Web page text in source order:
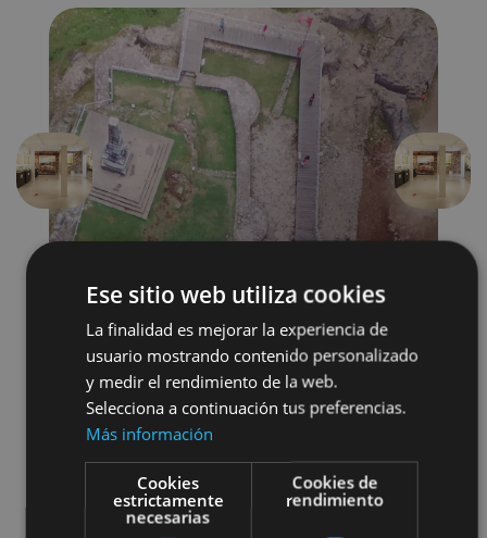
Précédent Suivant
Castillos y fortalezas
Arquitectura civil
Museos y centros expositivos
Ese sitio web utiliza cookies
La finalidad es mejorar la experiencia de
usuario mostrando contenido personalizado
y medir el rendimiento de la web.
Selecciona a continuación tus preferencias.
Más información
Cookies
estrictamente
necesarias
Cookies de
rendimiento